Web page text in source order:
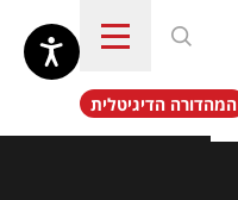
נפתח בכרטיסייה חדשה
המהדורה הדיגיטלית